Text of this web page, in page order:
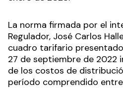
La norma firmada por el
Regulador, José Carlos
cuadro tarifario
27 de septiembre de 2022
de los costos de
período comprendido